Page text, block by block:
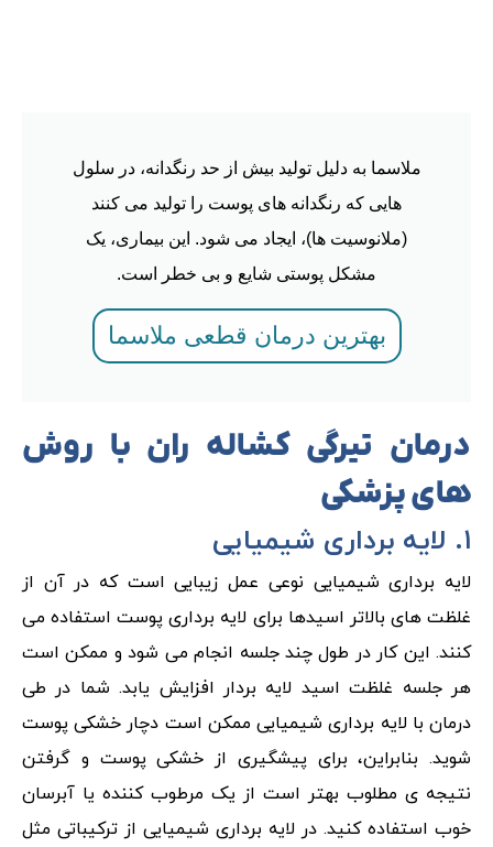
ملاسما به دلیل تولید بیش از حد رنگدانه، در سلول
هایی که رنگدانه های پوست را تولید می کنند
(ملانوسیت ها)، ایجاد می شود. این بیماری، یک
مشکل پوستی شایع و بی خطر است.
بهترین درمان قطعی ملاسما
درمان تیرگی کشاله ران با روش
های پزشکی
۱. لایه برداری شیمیایی
لایه برداری شیمیایی نوعی عمل زیبایی است که در آن از
غلظت های بالاتر اسیدها برای لایه برداری پوست استفاده می
کنند. این کار در طول چند جلسه انجام می شود و ممکن است
هر جلسه غلظت اسید لایه بردار افزایش یابد. شما در طی
درمان با لایه برداری شیمیایی ممکن است دچار خشکی پوست
شوید. بنابراین، برای پیشگیری از خشکی پوست و گرفتن
نتیجه ی مطلوب بهتر است از یک مرطوب کننده یا آبرسان
خوب استفاده کنید. در لایه برداری شیمیایی از ترکیباتی مثل